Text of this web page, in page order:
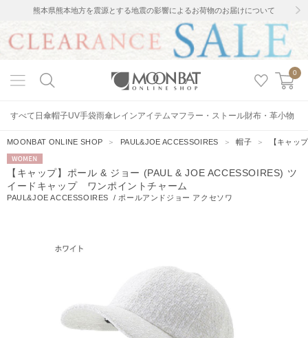
熊本県熊本地方を震源とする地震の影響によるお荷物のお届けについて
0
すべて 日傘帽子UV手袋雨傘レインアイテムマフラー・ストール財布・革小物
MOONBAT ONLINE SHOP ＞ PAUL&JOE ACCESSOIRES ＞帽子 ＞ 【キャッ
WOMEN
【キャップ】ポール & ジョー (PAUL & JOE ACCESSOIRES) ツ
イードキャップ ワンポイントチャーム
PAUL&JOE ACCESSOIRES / ポールアンドジョー アクセソワ